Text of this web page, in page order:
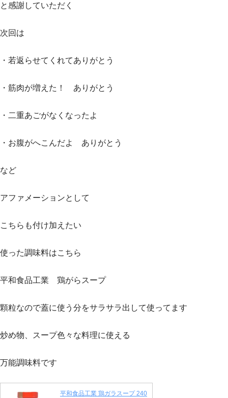
と感謝していただく
次回は
・若返らせてくれてありがとう
・筋肉が増えた！ ありがとう
・二重あごがなくなったよ
・お腹がへこんだよ ありがとう
など
アファメーションとして
こちらも付け加えたい
使った調味料はこちら
平和食品工業 鶏がらスープ
顆粒なので蓋に使う分をサラサラ出して使ってます
炒め物、スープ色々な料理に使える
万能調味料です
平和食品工業 鶏ガラスープ 240